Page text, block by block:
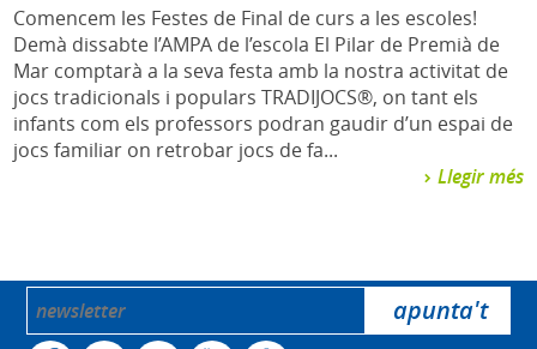
Comencem les Festes de Final de curs a les escoles!
Demà dissabte l’AMPA de l’escola El Pilar de Premià de
Mar comptarà a la seva festa amb la nostra activitat de
jocs tradicionals i populars TRADIJOCS®, on tant els
infants com els professors podran gaudir d’un espai de
jocs familiar on retrobar jocs de fa...
Llegir més